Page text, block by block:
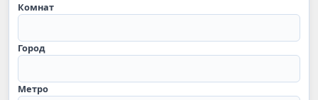
Комнат
Город
Метро